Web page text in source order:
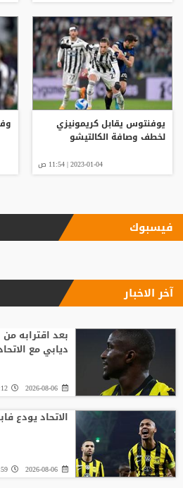
يوفنتوس يقابل كريمونيزي
لخطف وصافة الكالتيشو
2023-01-04 | 11:54 ص
فيسبوك
آخر الاخبار
بعد اقترابه
ديابي مع
2026-08-06
الاتحاد يودع
2026-08-06